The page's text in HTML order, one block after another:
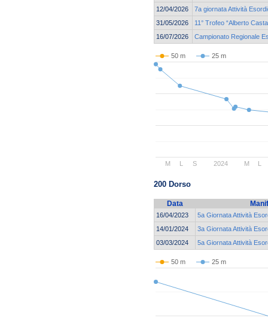
12/04/2026
7a giornata Attività
31/05/2026
11° Trofeo “Alberto
16/07/2026
Campionato Regionale
50 m 25 m
2024
M S M
200 Dorso
Data
16/04/2023
5a Giornata Attività
14/01/2024
3a Giornata Attività
03/03/2024
5a Giornata Attività
50 m 25 m